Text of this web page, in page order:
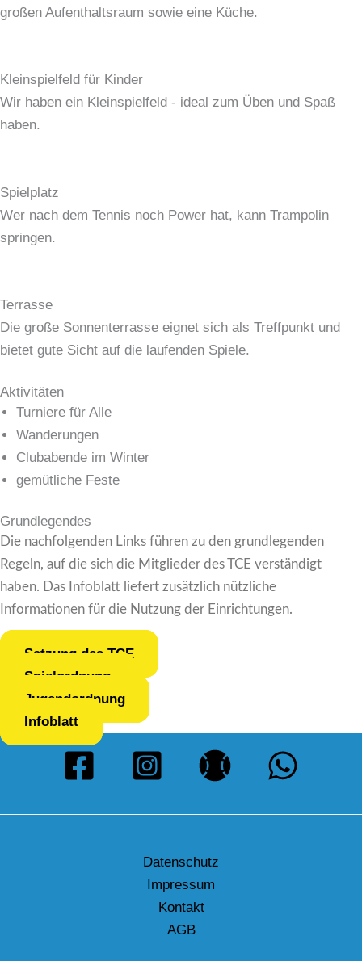
großen Aufenthaltsraum sowie eine Küche.
Kleinspielfeld für Kinder
Wir haben ein Kleinspielfeld - ideal zum Üben und Spaß
haben.
Spielplatz
Wer nach dem Tennis noch Power hat, kann Trampolin
springen.
Terrasse
Die große Sonnenterrasse eignet sich als Treffpunkt und
bietet gute Sicht auf die laufenden Spiele.
Aktivitäten
Turniere für Alle
Wanderungen
Clubabende im Winter
gemütliche Feste
Grundlegendes
Die nachfolgenden Links führen zu den grundlegenden
Regeln, auf die sich die Mitglieder des TCE verständigt
haben. Das Infoblatt liefert zusätzlich nützliche
Informationen für die Nutzung der Einrichtungen.
Satzung des TCE
Spielordnung
Jugendordnung
Infoblatt
Datenschutz
Impressum
Kontakt
AGB